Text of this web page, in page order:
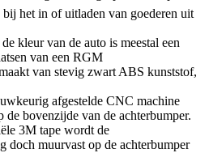
het in of uitladen van goederen uit
kleur van de auto is meestal een
van een RGM
van stevig zwart ABS kunststof,
afgestelde CNC machine
de bovenzijde van de achterbumper.
3M tape wordt de
doch muurvast op de achterbumper